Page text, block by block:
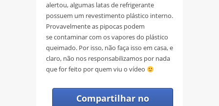
alertou, algumas latas de refrigerante
possuem um revestimento plástico interno.
Provavelmente as pipocas podem
se contaminar com os vapores do plástico
queimado. Por isso, não faça isso em casa, e
claro, não nos responsabilizamos por nada
que for feito por quem viu o vídeo
Compartilhar no